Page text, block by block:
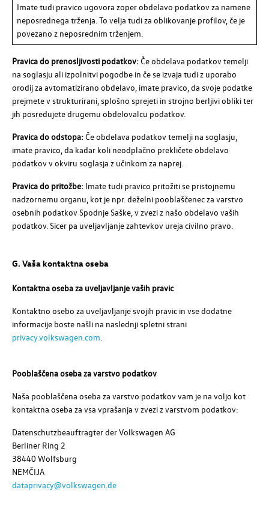
Imate tudi pravico ugovora zoper obdelavo podatkov za namene
neposrednega trženja. To velja tudi za oblikovanje profilov, če je
povezano z neposrednim trženjem.
Pravica do prenosljivosti podatkov:Če obdelava podatkov temelji
na soglasju ali izpolnitvi pogodbe in če se izvaja tudi z uporabo
orodij za avtomatizirano obdelavo, imate pravico, da svoje podatke
prejmete v strukturirani, splošno sprejeti in strojno berljivi obliki ter
jih posredujete drugemu obdelovalcu podatkov.
Pravica do odstopa:Če obdelava podatkov temelji na soglasju,
imate pravico, da kadar koli neodplačno prekličete obdelavo
podatkov v okviru soglasja z učinkom za naprej.
Pravica do pritožbe: Imate tudi pravico pritožiti se pristojnemu
nadzornemu organu, kot je npr. deželni pooblaščenec za varstvo
osebnih podatkov Spodnje Saške, v zvezi z našo obdelavo vaših
podatkov. Sicer pa uveljavljanje zahtevkov ureja civilno pravo.
G. Vaša kontaktna oseba
Kontaktna oseba za uveljavljanje vaših pravic
Kontaktno osebo za uveljavljanje svojih pravic in vse dodatne
informacije boste našli na naslednji spletni strani
privacy.volkswagen.com.
Pooblaščena oseba za varstvo podatkov
Naša pooblaščena oseba za varstvo podatkov vam je na voljo kot
kontaktna oseba za vsa vprašanja v zvezi z varstvom podatkov:
Datenschutzbeauftragter derVolkswagen AG
Berliner Ring 2
38440 Wolfsburg
NEMČIJA
dataprivacy@volkswagen.de